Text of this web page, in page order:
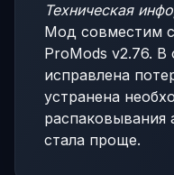
Техническая
Мод совместим с
ProMods v2.76. В
исправлена
устранена
распаковывания
стала проще.